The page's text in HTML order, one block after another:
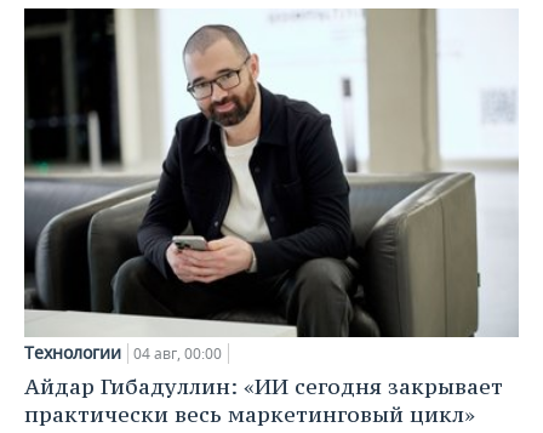
Технологии 04 авг, 00:00
Айдар Гибадуллин: «ИИ сегодня закрывает
практически весь маркетинговый цикл»